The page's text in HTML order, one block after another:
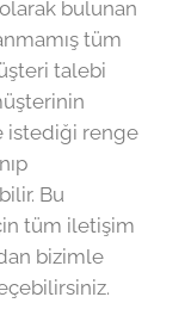
bulunan
tüm
talebi
istediği renge
Bu
tüm iletişim
bizimle